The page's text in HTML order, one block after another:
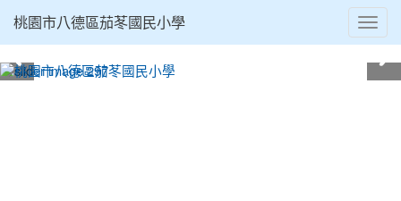
桃園市八德區茄苳國民小學